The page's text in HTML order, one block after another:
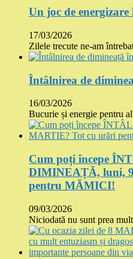
Un joc de
17/03/2026
Zilele trecute ne-am
Întâlnirea de
16/03/2026
Bucurie și energie pentru
Cum poți începe
DIMINEAȚĂ, luni,
pentru MĂMICI!
09/03/2026
Niciodată nu sunt prea